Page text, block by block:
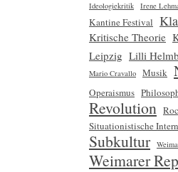
Ideologiekritik Irene
Kantine Festival
Kritische Theorie
Leipzig Lilli
Mario Cravallo Musik
Operaismus
Revolution
Situationistische
Subkultur
Weimarer